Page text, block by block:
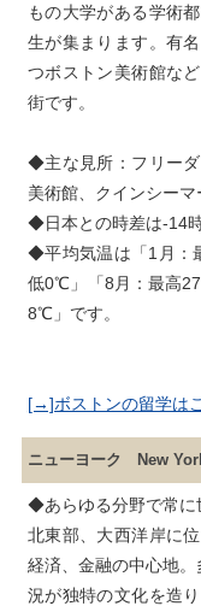
もの大学がある学術
生が集まります。有
つボストン美術館な
街です。
◆主な見所：フリー
美術館、クインシーマ
◆日本との時差は-14
◆平均気温は「1月
低0℃」「8月：最高
[→]ボストンの留学は
ニューヨーク New
◆あらゆる分野で常に
北東部、大西洋岸に
経済、金融の中心地。
況が独特の文化を造